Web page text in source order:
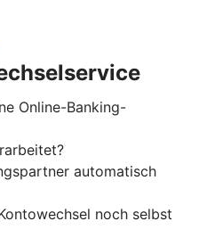
Online-Banking-
automatisch
noch selbst